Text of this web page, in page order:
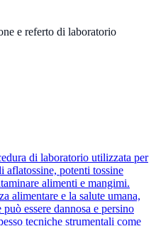
e referto di laboratorio
di laboratorio utilizzata per
aflatossine, potenti tossine
alimenti e mangimi.
alimentare e la salute umana,
essere dannosa e persino
tecniche strumentali come